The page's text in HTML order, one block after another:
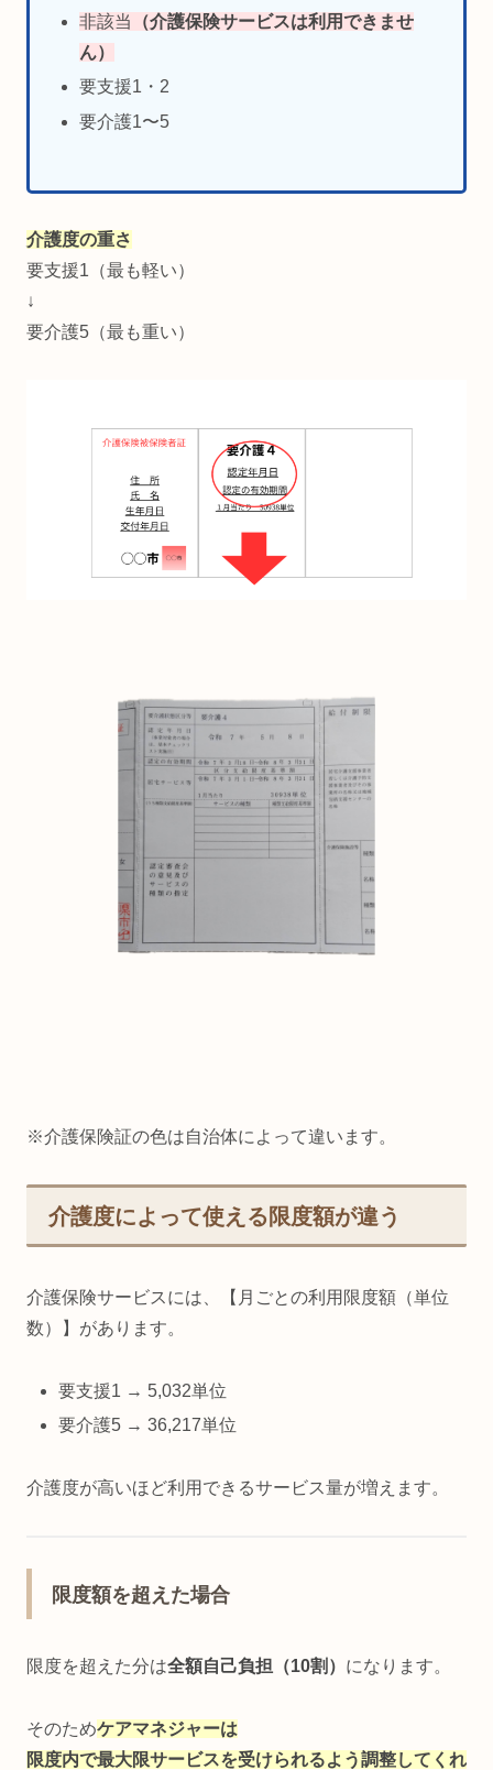
非該当
（介護保険サービスは利用できませ
ん）
要支援1・2
要介護1〜5
介護度の重さ
要支援1（最も軽い）
↓
要介護5（最も重い）
※介護保険証の色は自治体によって違います。
介護度によって使える限度額が違う
介護保険サービスには、【月ごとの利用限度額（単位
数）】があります。
要支援1 → 5,032単位
要介護5 → 36,217単位
介護度が高いほど利用できるサービス量が増えます。
限度額を超えた場合
限度を超えた分は全額自己負担（10割） になります。
そのためケアマネジャーは
限度内で最大限サービスを受けられるよう調整してくれ